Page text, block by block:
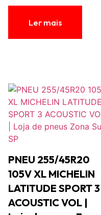
Ler mais
PNEU 255/45R20
105V XL MICHELIN
LATITUDE SPORT 3
ACOUSTIC VOL |